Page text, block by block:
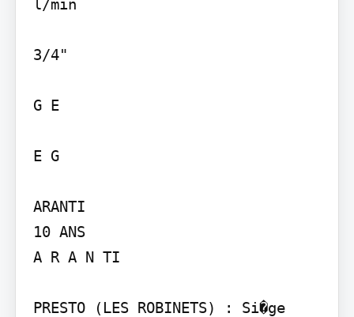
l/min
3/4"
G E
E G
ARANTI
10 ANS
A R A N TI
PRESTO (LES ROBINETS) : Si�ge